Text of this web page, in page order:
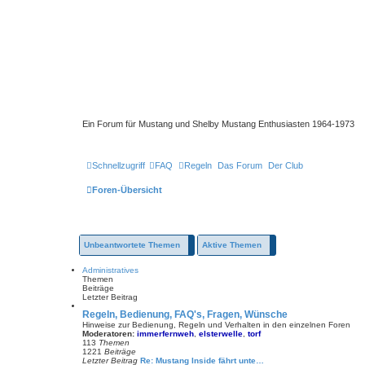
Ein Forum für Mustang und Shelby Mustang Enthusiasten 1964-1973
Schnellzugriff FAQ Regeln Das Forum Der Club
Foren-Übersicht
Unbeantwortete Themen Aktive Themen
Administratives
Themen
Beiträge
Letzter Beitrag
Regeln, Bedienung, FAQ's, Fragen, Wünsche
Hinweise zur Bedienung, Regeln und Verhalten in den einzelnen Foren
Moderatoren: immerfernweh elsterwelle torf
113 Themen
1221 Beiträge
Letzter Beitrag Re: Mustang Inside fährt unte…